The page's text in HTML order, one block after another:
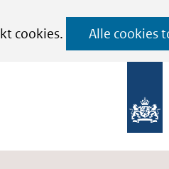
cookies.
Alle cookies
de